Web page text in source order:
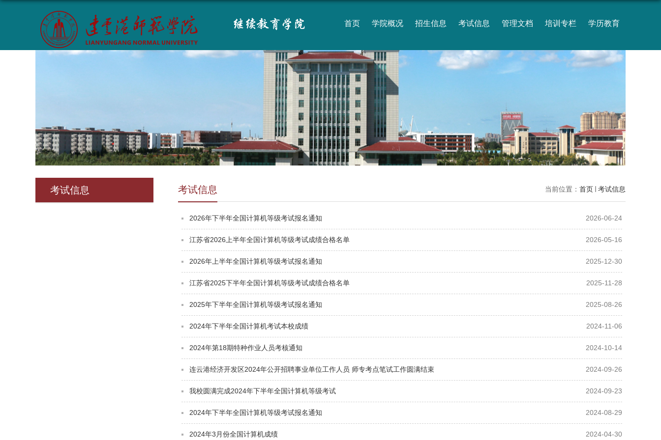
首页 学院概况 招生信息 考试信息 管理文档 培训专栏 学历教育
考试信息 当前位置： 首页 考试信息
考试信息
2026年下半年全国计算机等级考试报名通知 2026-06-24
江苏省2026上半年全国计算机等级考试成绩合格名单 2026-05-16
2026年上半年全国计算机等级考试报名通知 2025-12-30
江苏省2025下半年全国计算机等级考试成绩合格名单 2025-11-28
2025年下半年全国计算机等级考试报名通知 2025-08-26
2024年下半年全国计算机考试本校成绩 2024-11-06
2024年第18期特种作业人员考核通知 2024-10-14
连云港经济开发区2024年公开招聘事业单位工作人员 师专考点笔试工作圆满结束 2024-09-26
我校圆满完成2024年下半年全国计算机等级考试 2024-09-23
2024年下半年全国计算机等级考试报名通知 2024-08-29
2024年3月份全国计算机成绩 2024-04-30